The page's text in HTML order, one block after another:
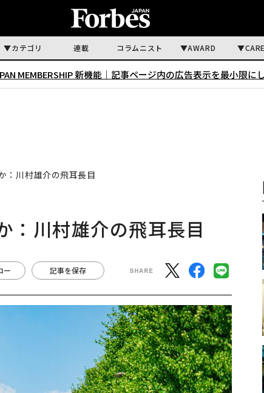
カテゴリ 連載 コラムニスト AWARD
MEMBERSHIP 新機能｜ 記事ページ内の広告表示を最小限に
：川村雄介の飛耳長目
：川村雄介の飛耳長目
ー 記事を保存